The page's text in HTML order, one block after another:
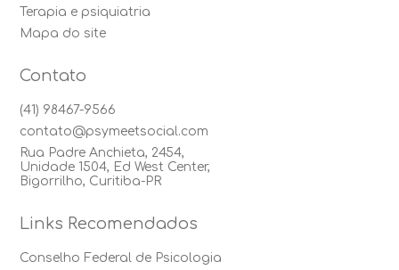
Terapia e psiquiatria
Mapa do site
Contato
(41) 98467-9566
contato@psymeetsocial.com
Rua Padre Anchieta, 2454,
Unidade 1504, Ed West Center,
Bigorrilho, Curitiba-PR
Links Recomendados
Conselho Federal de Psicologia